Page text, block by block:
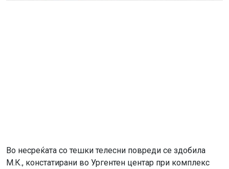
Во несреќата со тешки телесни повреди се здобила
М.К., констатирани во Ургентен центар при комплекс